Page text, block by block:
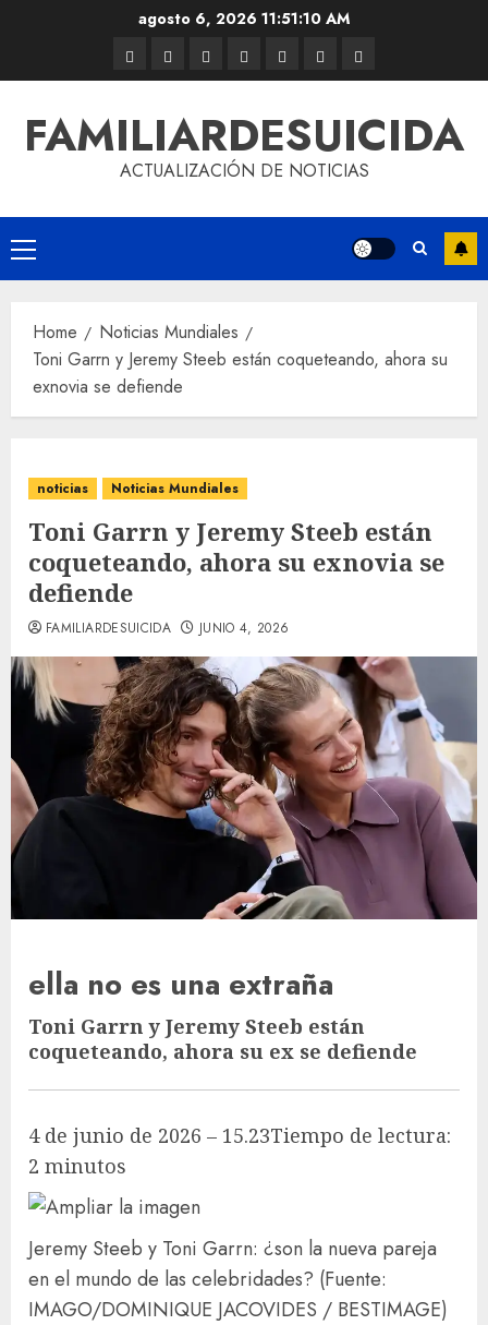
agosto 6, 202611:51:11 AM
FAMILIARDESUICIDA
ACTUALIZACIÓN DE NOTICIAS
Home
Noticias Mundiales
Toni Garrn y Jeremy Steeb están coqueteando, ahora su
exnovia se defiende
noticias Noticias Mundiales
Toni Garrn y Jeremy Steeb están
coqueteando, ahora su exnovia se
defiende
FAMILIARDESUICIDA JUNIO 4, 2026
ella no es una extraña
Toni Garrn y Jeremy Steeb están
coqueteando, ahora su ex se defiende
4 de junio de 2026 – 15.23Tiempo de lectura:
2 minutos
Jeremy Steeb y Toni Garrn: ¿son la nueva pareja
en el mundo de las celebridades? (Fuente:
IMAGO/DOMINIQUE JACOVIDES / BESTIMAGE)